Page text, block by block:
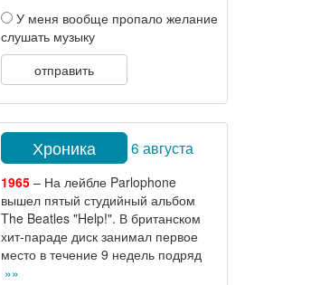
У меня вообще пропало желание
слушать музыку
отправить
Хроника 6 августа
1965– На лейбле Parlophone
вышел пятый студийный альбом
The Beatles "Help!". В британском
хит-параде диск занимал первое
место в течение 9 недель подряд
»»